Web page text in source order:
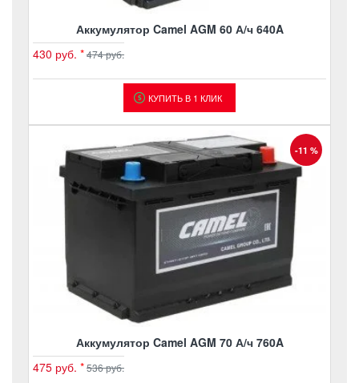
Аккумулятор Camel AGM 60 А/ч 640A
430 руб. *474 руб.
КУПИТЬ В 1 КЛИК
-11 %
Аккумулятор Camel AGM 70 А/ч 760A
475 руб. *536 руб.